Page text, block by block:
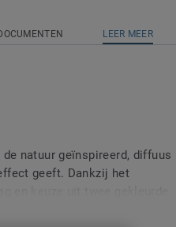
LEER MEER
natuur geïnspireerd, diffuus
geeft. Dankzij het
en zijn de